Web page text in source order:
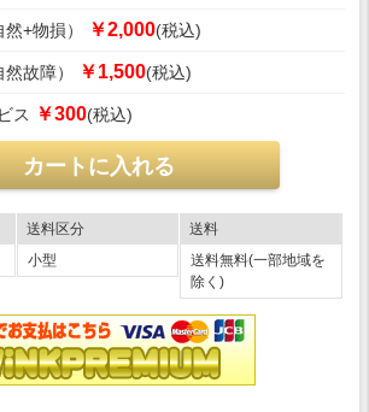
+物損） ￥2,000(税込)
故障） ￥1,500(税込)
ス ￥300(税込)
送料区分
小型
送料
送料無料(一部地域を
除く)